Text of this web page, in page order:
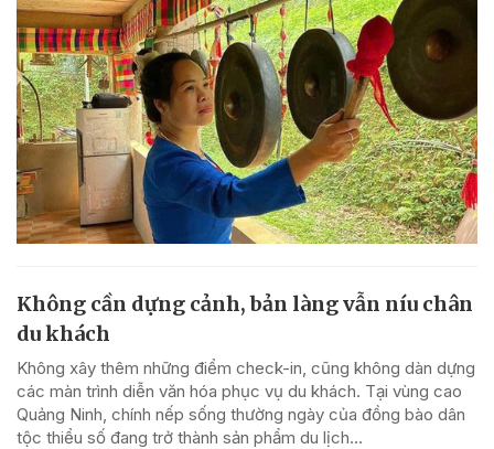
Không cần dựng cảnh, bản làng vẫn níu chân
du khách
Không xây thêm những điểm check-in, cũng không dàn dựng
các màn trình diễn văn hóa phục vụ du khách. Tại vùng cao
Quảng Ninh, chính nếp sống thường ngày của đồng bào dân
tộc thiểu số đang trở thành sản phẩm du lịch...